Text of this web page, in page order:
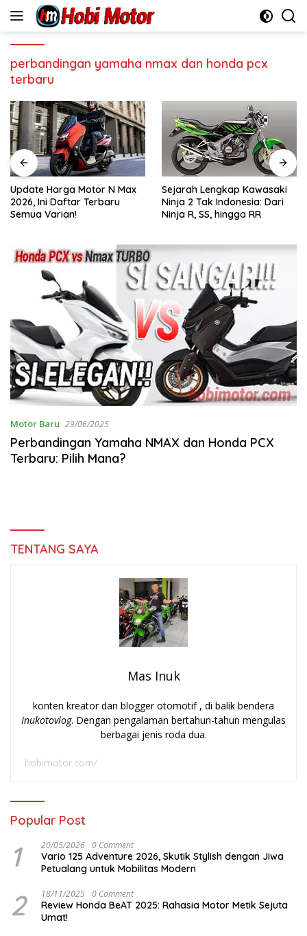
perbandingan yamaha nmax dan honda pcx
terbaru
Update Harga Motor N Max
2026, Ini Daftar Terbaru
Semua Varian!
Sejarah Lengkap Kawasaki
Ninja 2 Tak Indonesia: Dari
Ninja R, SS, hingga RR
Motor Baru 29/06/2025
Perbandingan Yamaha NMAX dan Honda PCX
Terbaru: Pilih Mana?
TENTANG SAYA
Mas Inuk
konten kreator dan blogger otomotif , di balik bendera
Inukotovlog. Dengan pengalaman bertahun-tahun mengulas
berbagai jenis roda dua.
hobimotor.com/
Popular Post
1 20/05/2026 0 Comment
Vario 125 Adventure 2026, Skutik Stylish dengan Jiwa
Petualang untuk Mobilitas Modern
2 18/11/2025 0 Comment
Review Honda BeAT 2025: Rahasia Motor Metik Sejuta
Umat!